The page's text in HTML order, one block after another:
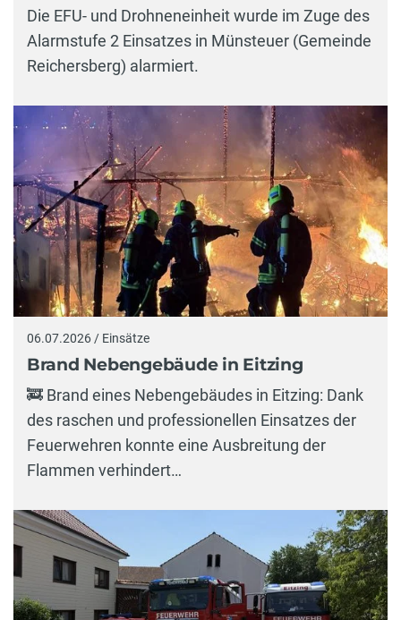
Die EFU- und Drohneneinheit wurde im Zuge des
Alarmstufe 2 Einsatzes in Münsteuer (Gemeinde
Reichersberg) alarmiert.
06.07.2026 / Einsätze
Brand Nebengebäude in Eitzing
🚒 Brand eines Nebengebäudes in Eitzing: Dank
des raschen und professionellen Einsatzes der
Feuerwehren konnte eine Ausbreitung der
Flammen verhindert…